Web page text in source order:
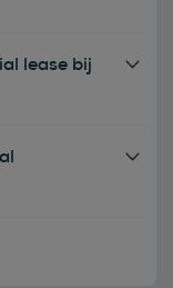
lease bij